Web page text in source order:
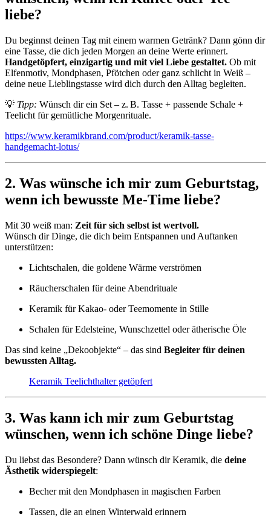
liebe?
Du beginnst deinen Tag mit einem warmen Getränk? Dann gönn dir
eine Tasse, die dich jeden Morgen an deine Werte erinnert.
Handgetöpfert, einzigartig und mit viel Liebe gestaltet. Ob mit
Elfenmotiv, Mondphasen, Pfötchen oder ganz schlicht in Weiß –
deine neue Lieblingstasse wird dich durch den Alltag begleiten.
💡 Tipp: Wünsch dir ein Set – z. B. Tasse + passende Schale +
Teelicht für gemütliche Morgenrituale.
https://www.keramikbrand.com/product/keramik-tasse-
handgemacht-lotus/
2. Was wünsche ich mir zum Geburtstag,
wenn ich bewusste Me-Time liebe?
Mit 30 weiß man: Zeit für sich selbst ist wertvoll.
Wünsch dir Dinge, die dich beim Entspannen und Auftanken
unterstützen:
Lichtschalen, die goldene Wärme verströmen
Räucherschalen für deine Abendrituale
Keramik für Kakao- oder Teemomente in Stille
Schalen für Edelsteine, Wunschzettel oder ätherische Öle
Das sind keine „Dekoobjekte“ – das sind Begleiter für deinen
bewussten Alltag.
Keramik Teelichthalter getöpfert
3. Was kann ich mir zum Geburtstag
wünschen, wenn ich schöne Dinge liebe?
Du liebst das Besondere? Dann wünsch dir Keramik, die deine
Ästhetik widerspiegelt:
Becher mit den Mondphasen in magischen Farben
Tassen, die an einen Winterwald erinnern